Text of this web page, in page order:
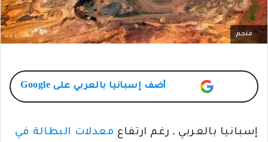
منجم
أضف إسبانيا بالعربي على Google
إسبانيا بالعربي ـ رغم ارتفاع معدلات البطالة في